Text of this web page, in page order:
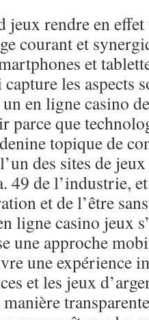
jeux rendre en
courant et
et
les aspects
en ligne casino
parce que
topique de
des sites de
49 de l’industrie,
et de l’être
ligne casino jeux
une approche
une expérience
et les jeux